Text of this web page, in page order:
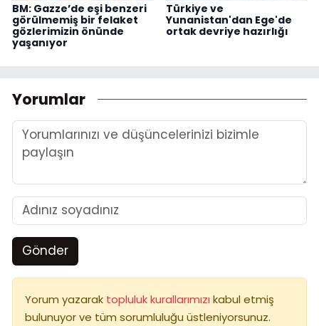
BM: Gazze’de eşi benzeri
görülmemiş bir felaket
gözlerimizin önünde
yaşanıyor
Türkiye ve
Yunanistan'dan Ege'de
ortak devriye hazırlığı
Yorumlar
Gönder
Yorum yazarak topluluk kurallarımızı kabul etmiş
bulunuyor ve tüm sorumluluğu üstleniyorsunuz.